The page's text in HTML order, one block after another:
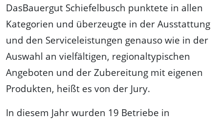
DasBauergut Schiefelbusch punktete in allen
Kategorien und überzeugte in der Ausstattung
und den Serviceleistungen genauso wie in der
Auswahl an vielfältigen, regionaltypischen
Angeboten und der Zubereitung mit eigenen
Produkten, heißt es von der Jury.
In diesem Jahr wurden 19 Betriebe in